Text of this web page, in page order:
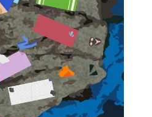
Abet y gráficos
digital.
el proyecto